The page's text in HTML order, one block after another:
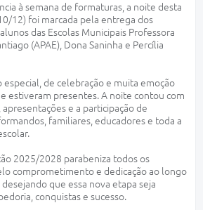
à semana de formaturas, a noite desta
12) foi marcada pela entrega dos
das Escolas Municipais Professora
(APAE), Dona Saninha e Percília
de celebração e muita emoção
estiveram presentes. A noite contou com
e a participação de
familiares, educadores e toda a
2025/2028 parabeniza todos os
comprometimento e dedicação ao longo
que essa nova etapa seja
conquistas e sucesso.